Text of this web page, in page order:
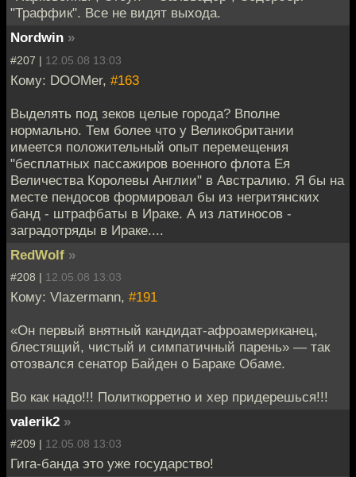
"Траффик". Все не видят выхода.
Nordwin »
#207 | 12.05.08 13:03
Кому: DOOMer, #163
Выделять под зеков целые города? Вполне
нормально. Тем более что у Великобритании
имеется положительный опыт перемещения
"бесплатных пассажиров военного флота Ея
Величества Королевы Англии" в Австралию. Я бы на
месте пендосов формировал бы из негритянских
банд - штрафбаты в Ираке. А из латиносов -
заградотряды в Ираке....
RedWolf »
#208 | 12.05.08 13:03
Кому: Vlazermann, #191
«Он первый внятный кандидат-афроамериканец,
блестящий, чистый и симпатичный парень» — так
отозвался сенатор Байден о Бараке Обаме.
Во как надо!!! Политкорретно и хер придерешься!!!
valerik2 »
#209 | 12.05.08 13:03
Гига-банда это уже государство!